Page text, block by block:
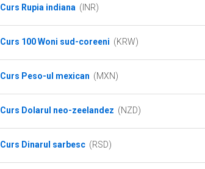
Curs Rupia indiana (INR)
Curs 100 Woni sud-coreeni (KRW)
Curs Peso-ul mexican (MXN)
Curs Dolarul neo-zeelandez (NZD)
Curs Dinarul sarbesc (RSD)